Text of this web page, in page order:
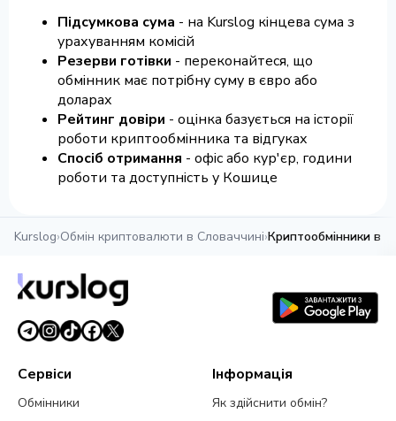
Підсумкова сума - на Kurslog кінцева сума з
урахуванням комісій
Резерви готівки - переконайтеся, що
обмінник має потрібну суму в євро або
доларах
Рейтинг довіри - оцінка базується на історії
роботи криптообмінника та відгуках
Спосіб отримання - офіс або кур'єр, години
роботи та доступність у Кошице
Kurslog›Обмін криптовалюти в Словаччині›Криптообмінники в
Сервіси
Обмінники
Інформація
Як здійснити обмін?